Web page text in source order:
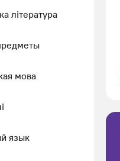
література
мова
язык